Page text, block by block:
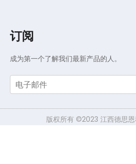
订阅
成为第一个了解我们最新产品的人。
版权所有 ©2023 江西德思恩